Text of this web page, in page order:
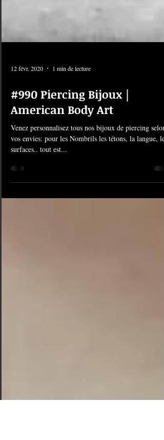
12 févr. 2020 1 min de lecture
#990 Piercing Bijoux |
American Body Art
Venez personnalisez tous nos bijoux de piercing selon
surfaces.. tout est...